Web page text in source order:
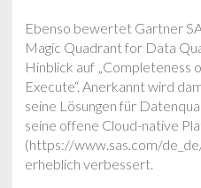
Ebenso bewertet Gartner
Magic Quadrant for Data
Hinblick auf „Completeness
Execute“. Anerkannt wird
seine Lösungen für
seine offene Cloud-native
(https://www.sas.com/
erheblich verbessert.